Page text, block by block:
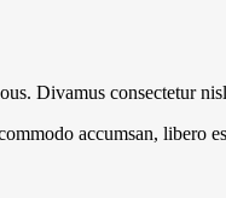
Divamus consectetur
accumsan, libero